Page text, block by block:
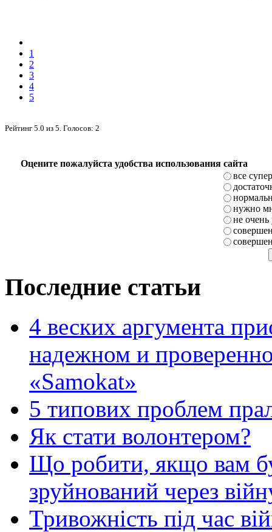
1
2
3
4
5
Рейтинг 5.0 из 5 . Голосов: 2
Оцените пожалуйста удобства использования сайта
все супер
нужно
не очень
Последние статьи
4 веских аргумента
надежном и
«Samokat»
5 типових проблем
Як стати волонтером?
Що робити, якщо вам
зруйнований через
Тривожність під час